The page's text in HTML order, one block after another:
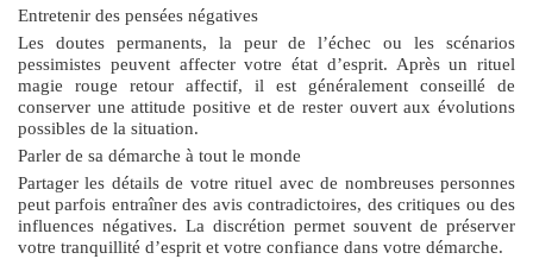
Entretenir des pensées négatives
Les doutes permanents, la peur de l’échec ou les scénarios
pessimistes peuvent affecter votre état d’esprit. Après un rituel
magie rouge retour affectif, il est généralement conseillé de
conserver une attitude positive et de rester ouvert aux évolutions
possibles de la situation.
Parler de sa démarche à tout le monde
Partager les détails de votre rituel avec de nombreuses personnes
peut parfois entraîner des avis contradictoires, des critiques ou des
influences négatives. La discrétion permet souvent de préserver
votre tranquillité d’esprit et votre confiance dans votre démarche.